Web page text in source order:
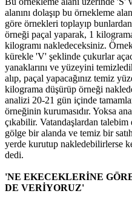
alanını dolaşıp bu örnekleme
göre örnekleri toplayıp
örneği paçal yaparak, 1
kilogramı nakledeceksiniz.
kürekle 'V' şeklinde çukurlar
yanaklarını ve yüzeyini
alıp, paçal yapacağınız temiz
kilograma düşürüp örneği
analizi 20-21 gün içinde
örneğinin kurumasıdır. Yoksa
çıkabilir. Vatandaşlardan
gölge bir alanda ve temiz bir
yerde kurutup nakledebilirlerse
dedi.
'NE EKECEKLERİNE
DE VERİYORUZ'